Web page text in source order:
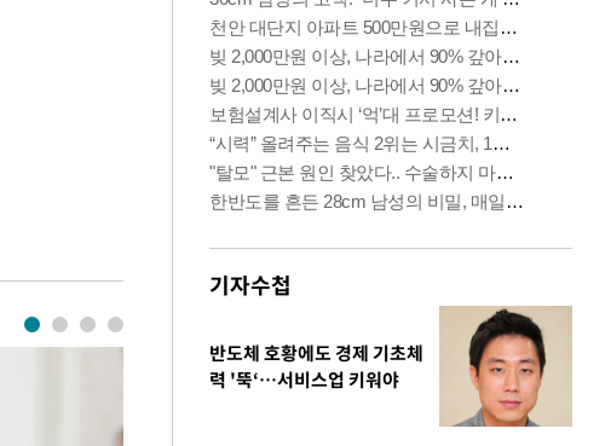
기자수첩
반도체 호황에도 경제 기초체
력 '뚝‘…서비스업 키워야